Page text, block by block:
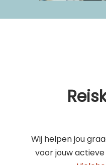
Wij helpen jou
voor jouw